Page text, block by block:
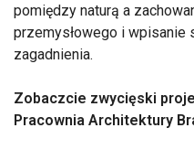
pomiędzy naturą a
przemysłowego i wpisanie
zagadnienia.
Zobaczcie zwycięski
Pracownia Architektury